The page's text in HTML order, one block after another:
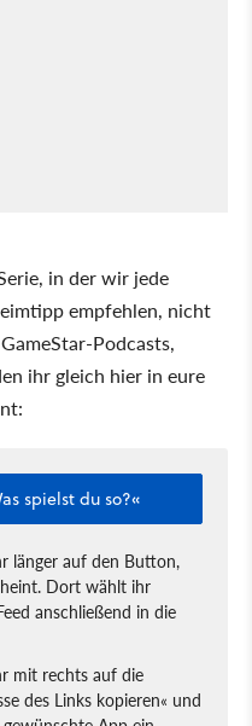
in der wir jede
empfehlen, nicht
Podcasts,
ihr gleich hier in eure
spielst du so?«
länger auf den Button,
Dort wählt ihr
anschließend in die
mit rechts auf die
des Links kopieren« und